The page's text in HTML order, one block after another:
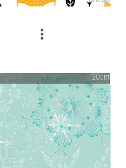
20cm